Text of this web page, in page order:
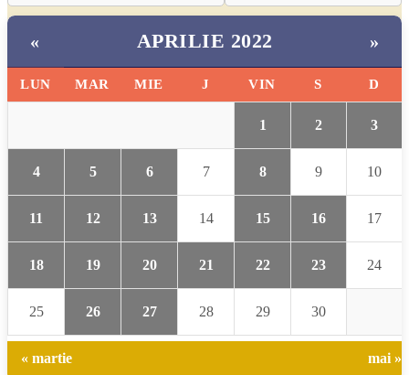
« APRILIE 2022 »
LUN MAR MIE J VIN S D
1 2 3
4 5 6 7 8 9 10
11 12 13 14 15 16 17
18 19 20 21 22 23 24
25 26 27 28 29 30
« martie mai »